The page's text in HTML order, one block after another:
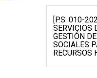
[P.S. 010-
SERVICIOS
GESTIÓN
SOCIALES
RECURSOS